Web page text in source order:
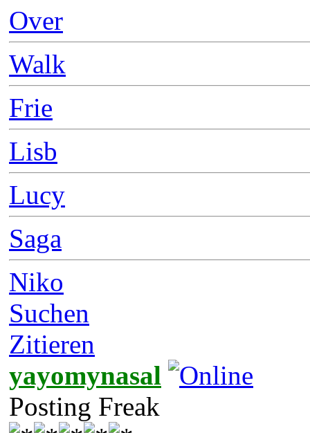
Over
Walk
Frie
Lisb
Lucy
Saga
Niko
Suchen
Zitieren
yayomynasal
Posting Freak